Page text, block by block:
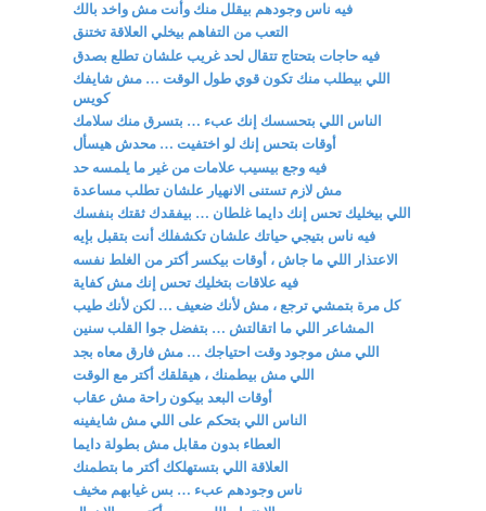
فيه ناس وجودهم بيقلل منك وأنت مش واخد بالك
التعب من التفاهم بيخلي العلاقة تختنق
فيه حاجات بتحتاج تتقال لحد غريب علشان تطلع بصدق
اللي بيطلب منك تكون قوي طول الوقت … مش شايفك
كويس
الناس اللي بتحسسك إنك عبء … بتسرق منك سلامك
أوقات بتحس إنك لو اختفيت … محدش هيسأل
فيه وجع بيسيب علامات من غير ما يلمسه حد
مش لازم تستنى الانهيار علشان تطلب مساعدة
اللي بيخليك تحس إنك دايما غلطان … بيفقدك ثقتك بنفسك
فيه ناس بتيجي حياتك علشان تكشفلك أنت بتقبل بإيه
الاعتذار اللي ما جاش ، أوقات بيكسر أكتر من الغلط نفسه
فيه علاقات بتخليك تحس إنك مش كفاية
كل مرة بتمشي ترجع ، مش لأنك ضعيف … لكن لأنك طيب
المشاعر اللي ما اتقالتش … بتفضل جوا القلب سنين
اللي مش موجود وقت احتياجك … مش فارق معاه بجد
اللي مش بيطمنك ، هيقلقك أكتر مع الوقت
أوقات البعد بيكون راحة مش عقاب
الناس اللي بتحكم على اللي مش شايفينه
العطاء بدون مقابل مش بطولة دايما
العلاقة اللي بتستهلكك أكتر ما بتطمنك
ناس وجودهم عبء … بس غيابهم مخيف